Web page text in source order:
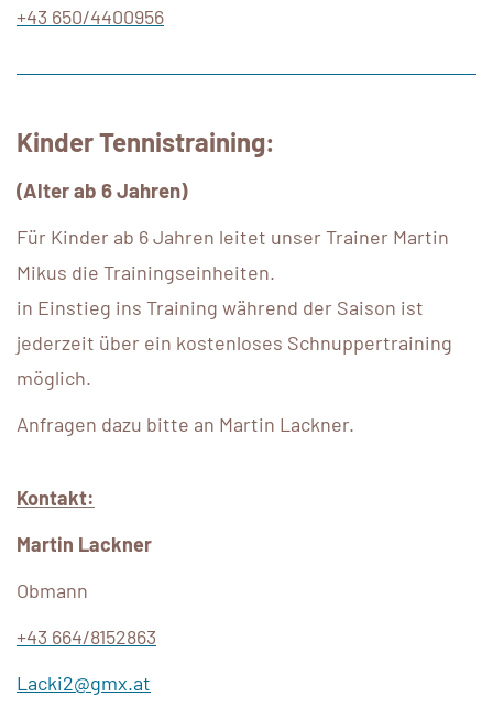
+43 650/4400956
Kinder Tennistraining:
(Alter ab 6 Jahren)
Für Kinder ab 6 Jahren leitet unser Trainer Martin
Mikus die Trainingseinheiten.
in Einstieg ins Training während der Saison ist
jederzeit über ein kostenloses Schnuppertraining
möglich.
Anfragen dazu bitte an Martin Lackner.
Kontakt:
Martin Lackner
Obmann
+43 664/8152863
Lacki2@gmx.at